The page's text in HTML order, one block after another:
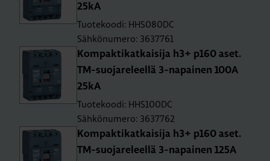
25kA
Tuotekoodi: HHS080DC
Sähkönumero: 3637761
Kom­pak­ti­kat­kai­si­ja h3+ p160 aset.
TM-suo­ja­re­leel­lä 3-na­pai­nen 100A
25kA
Tuotekoodi: HHS100DC
Sähkönumero: 3637762
Kom­pak­ti­kat­kai­si­ja h3+ p160 aset.
TM-suo­ja­re­leel­lä 3-na­pai­nen 125A